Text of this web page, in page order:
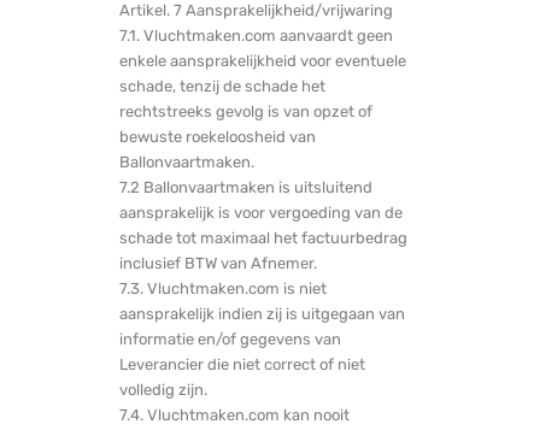
Artikel. 7 Aansprakelijkheid/vrijwaring
7.1. Vluchtmaken.com aanvaardt geen
enkele aansprakelijkheid voor eventuele
schade, tenzij de schade het
rechtstreeks gevolg is van opzet of
bewuste roekeloosheid van
Ballonvaartmaken.
7.2 Ballonvaartmaken is uitsluitend
aansprakelijk is voor vergoeding van de
schade tot maximaal het factuurbedrag
inclusief BTW van Afnemer.
7.3. Vluchtmaken.com is niet
aansprakelijk indien zij is uitgegaan van
informatie en/of gegevens van
Leverancier die niet correct of niet
volledig zijn.
7.4. Vluchtmaken.com kan nooit